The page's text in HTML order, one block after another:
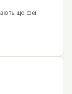
що феї